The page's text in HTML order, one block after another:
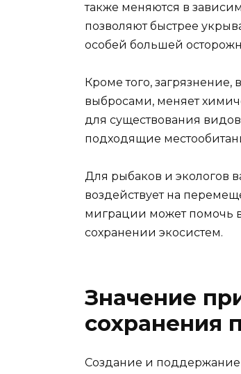
также меняются в
позволяют быстрее
особей большей
Кроме того,
выбросами, меняет
для существования
подходящие
Для рыбаков и экологов
воздействует на
миграции может помочь
сохранении экосистем.
Значение
сохранения
Создание и поддержание